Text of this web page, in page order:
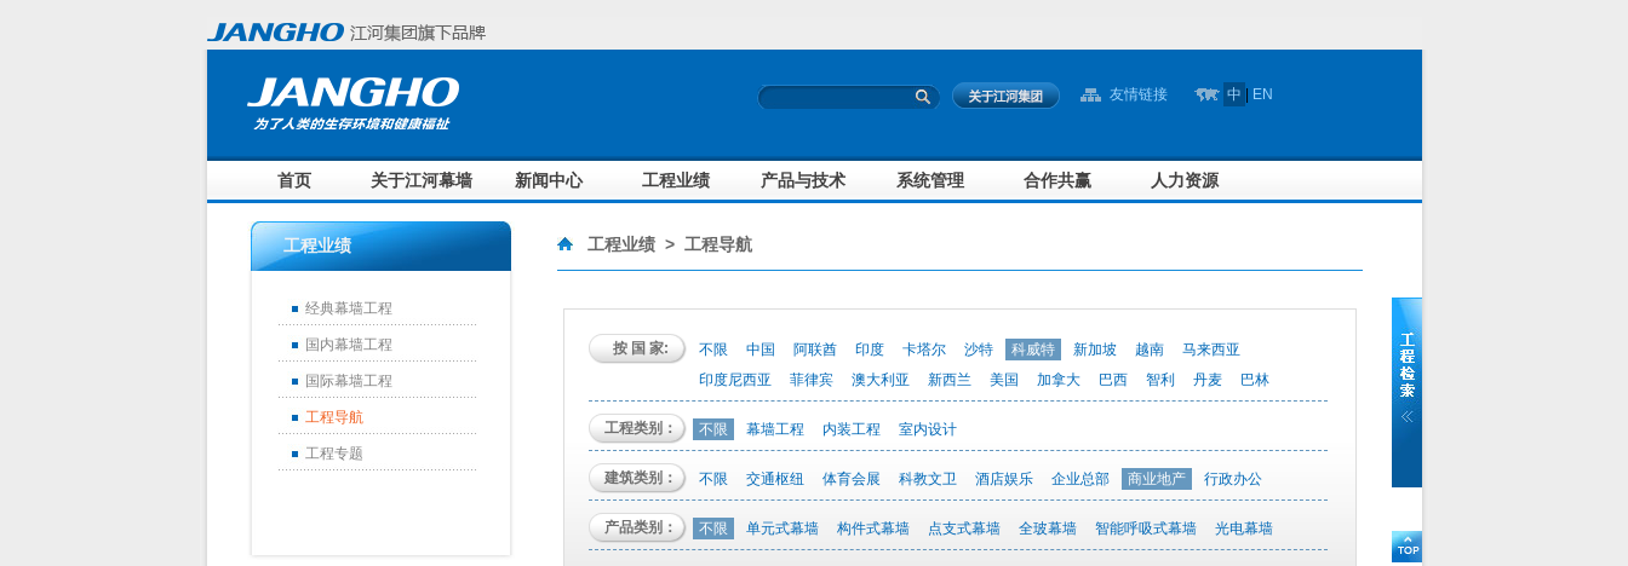
友情链接 中 EN
首页 关于江河幕墙 新闻中心 工程业绩 产品与技术 系统管理 合作共赢 人力资源
工程业绩
经典幕墙工程
国内幕墙工程
国际幕墙工程
工程导航
工程专题
工程业绩> 工程导航
按 国 家: 不限 中国 阿联酋 印度 卡塔尔 沙特 科威特 新加坡 越南
马来西亚
印度尼西亚
菲律宾 澳大利亚 新西兰 美国 加拿大 巴西 智利 丹麦 巴林
工程类别： 不限 幕墙工程 内装工程 室内设计
建筑类别： 不限 交通枢纽 体育会展 科教文卫 酒店娱乐 企业总部 商业地产 行政办公
产品类别： 不限 单元式幕墙 构件式幕墙 点支式幕墙 全玻幕墙 智能呼吸式幕墙 光电幕墙